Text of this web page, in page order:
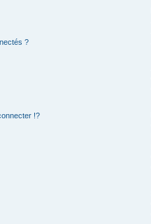
?
!?